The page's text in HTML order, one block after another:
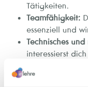
Tätigkeiten.
Teamfähigkeit:
essenziell und
Technisches
interessierst
Zielstrebigkeit